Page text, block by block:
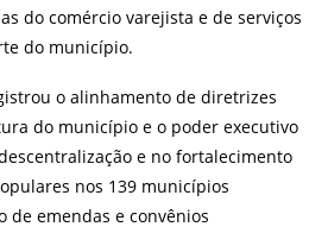
do comércio varejista e de serviços
do município.
o alinhamento de diretrizes
do município e o poder executivo
e no fortalecimento
nos 139 municípios
de emendas e convênios